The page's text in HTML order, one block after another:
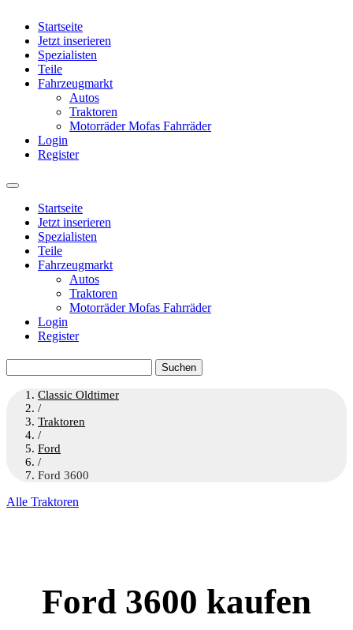
Startseite
Jetzt inserieren
Spezialisten
Teile
Fahrzeugmarkt
Autos
Traktoren
Motorräder Mofas Fahrräder
Login
Register
Startseite
Jetzt inserieren
Spezialisten
Teile
Fahrzeugmarkt
Autos
Traktoren
Motorräder Mofas Fahrräder
Login
Register
nach:
Classic Oldtimer
/
Traktoren
/
Ford
/
Ford 3600
Alle Traktoren
Ford 3600 kaufen